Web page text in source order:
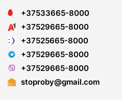
+37533665-8000
+37529665-8000
+37525665-8000
+37529665-8000
+37529665-8000
stoproby@gmail.com